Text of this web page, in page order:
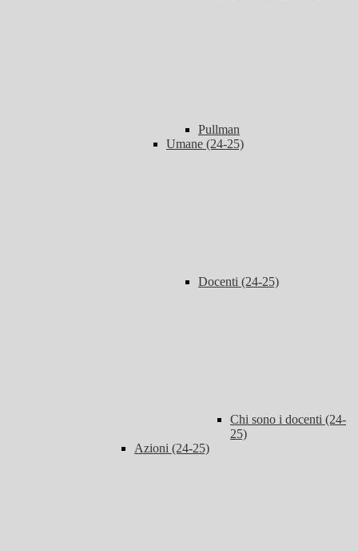
Pullman
Umane (24-25)
Docenti (24-25)
Chi sono i docenti (24-
25)
Azioni (24-25)